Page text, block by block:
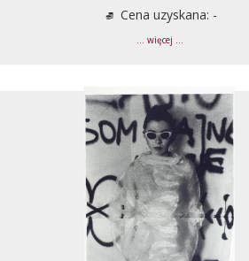
Cena uzyskana: -
... więcej ...